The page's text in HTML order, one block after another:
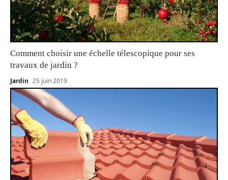
Comment choisir une échelle télescopique pour ses
travaux de jardin ?
Jardin 25 juin 2019